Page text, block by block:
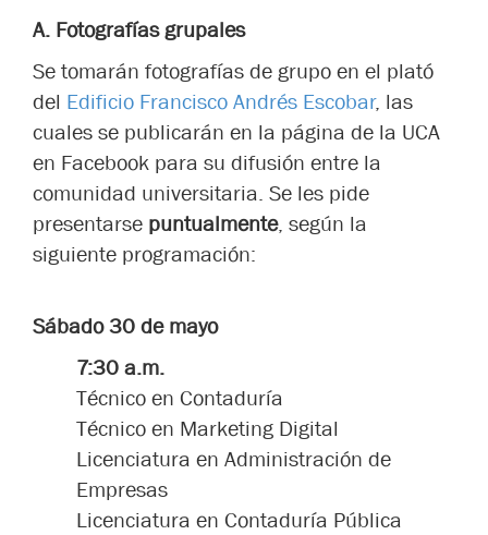
A. Fotografías grupales
Se tomarán fotografías de grupo en el plató
del Edificio Francisco Andrés Escobar, las
cuales se publicarán en la página de la UCA
en Facebook para su difusión entre la
comunidad universitaria. Se les pide
presentarse puntualmente, según la
siguiente programación:
Sábado 30 de mayo
7:30 a.m.
Técnico en Contaduría
Técnico en Marketing Digital
Licenciatura en Administración de
Empresas
Licenciatura en Contaduría Pública